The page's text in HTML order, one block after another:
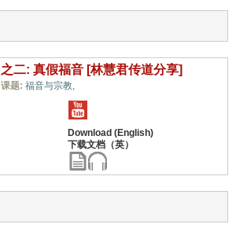
之二: 真假福音 [林慧君传道分享]
课题: 福音与宗教,